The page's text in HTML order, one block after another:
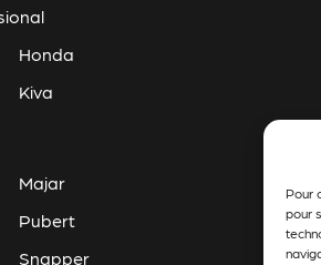
Pour
pour
Honda
Kiva
Majar
Pubert
Snapper